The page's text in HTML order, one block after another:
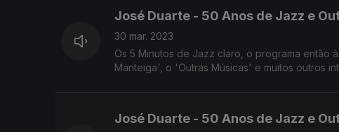
José Duarte - 50 Anos de Jazz e
30 mar. 2023
Os 5 Minutos de Jazz claro, o programa então
Manteiga', o 'Outras Músicas' e muitos outros
José Duarte - 50 Anos de Jazz e